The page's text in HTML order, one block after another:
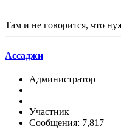
Там и не говорится, что
Ассаджи
Администратор
Участник
Сообщения: 7,817